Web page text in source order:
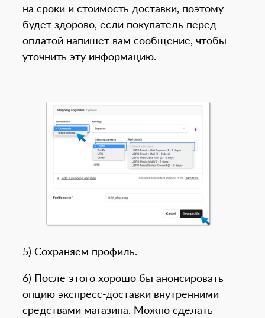
на сроки и стоимость доставки, поэтому
будет здорово, если покупатель перед
оплатой напишет вам сообщение, чтобы
уточнить эту информацию.
5) Сохраняем профиль.
6) После этого хорошо бы анонсировать
опцию экспресс-доставки внутренними
средствами магазина. Можно сделать